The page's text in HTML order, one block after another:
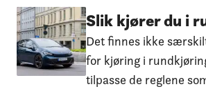
Slik kjører du i
Det finnes ikke
for kjøring i
tilpasse de reglene